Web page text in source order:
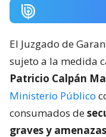
El Juzgado de
sujeto a la medida
Patricio Calpán
Ministerio Público
consumados de
graves y